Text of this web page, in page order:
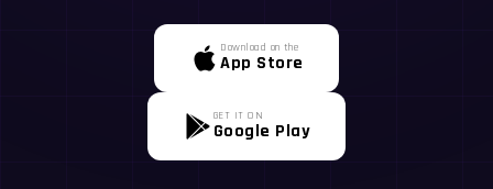
Download on the
App Store
GET IT ON
Google Play